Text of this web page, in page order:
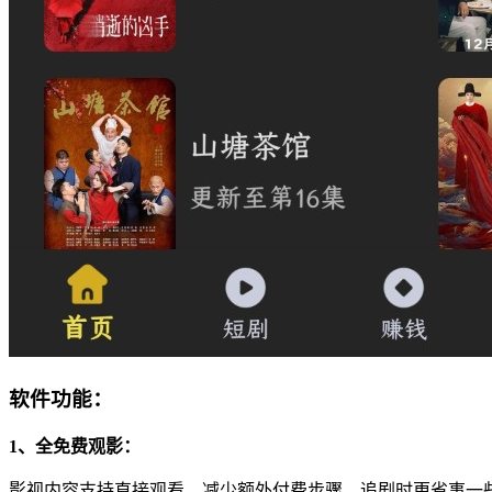
软件功能：
1、全免费观影：